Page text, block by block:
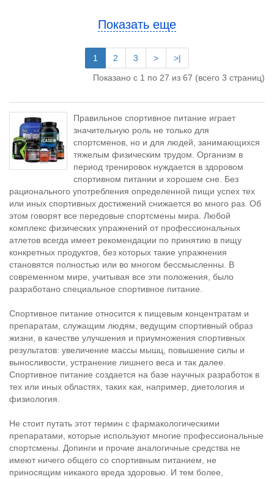
Показать еще
1 2 3 >
>|
Показано с 1 по 27 из 67 (всего 3 страниц)
Правильное спортивное питание играет
значительную роль не только для
спортсменов, но и для людей, занимающихся
тяжелым физическим трудом. Организм в
период тренировок нуждается в здоровом
спортивном питании и хорошем сне. Без
рационального употребления определенной пищи успех тех
или иных спортивных достижений снижается во много раз. Об
этом говорят все передовые спортсмены мира. Любой
комплекс физических упражнений от профессиональных
атлетов всегда имеет рекомендации по принятию в пищу
конкретных продуктов, без которых такие упражнения
становятся полностью или во многом бессмысленны. В
современном мире, учитывая все эти положения, было
разработано специальное спортивное питание.
Спортивное питание относится к пищевым концентратам и
препаратам, служащим людям, ведущим спортивный образ
жизни, в качестве улучшения и приумножения спортивных
результатов: увеличение массы мышц, повышение силы и
выносливости, устранение лишнего веса и так далее.
Спортивное питание создается на базе научных разработок в
тех или иных областях, таких как, например, диетология и
физиология.
Не стоит путать этот термин с фармакологическими
препаратами, которые используют многие профессиональные
спортсмены. Допинги и прочие аналогичные средства не
имеют ничего общего со спортивным питанием, не
приносящим никакого вреда здоровью. И тем более,